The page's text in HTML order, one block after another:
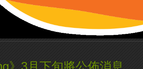
》3月下旬將公佈消息